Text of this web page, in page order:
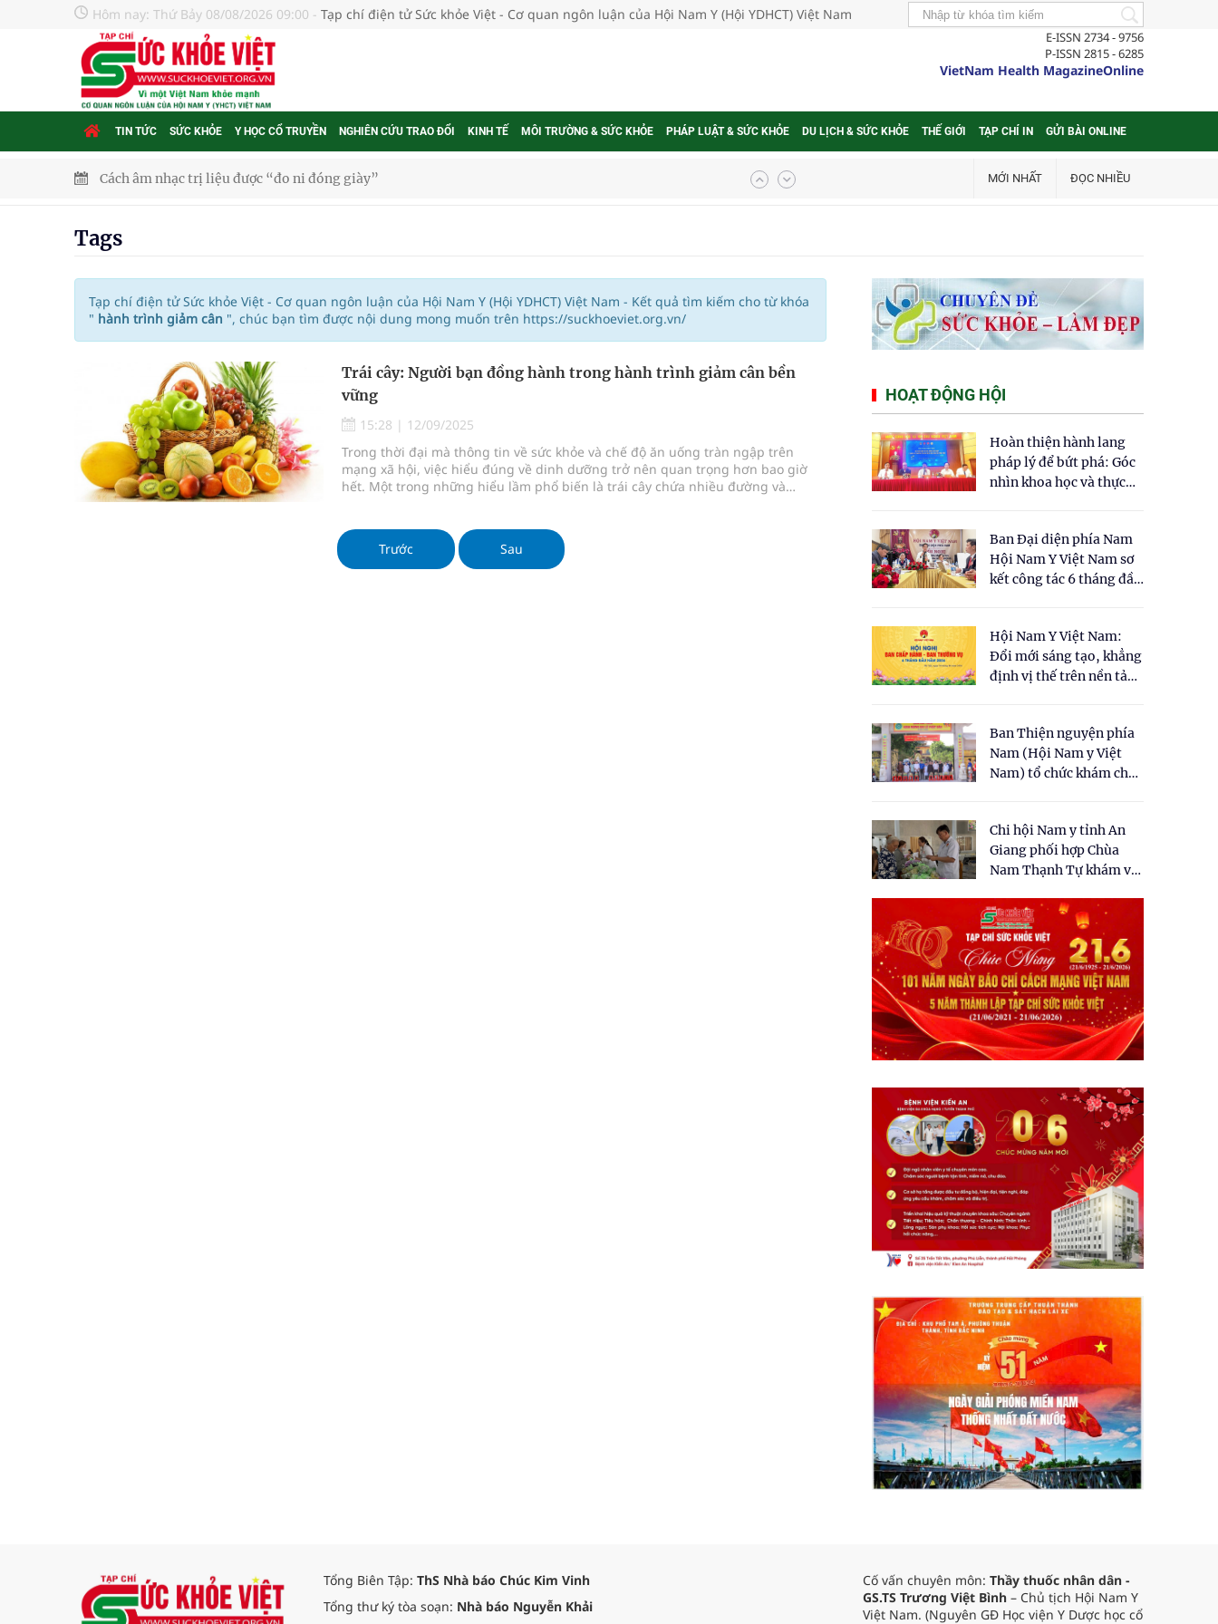
Hôm nay: Thứ Bảy 08/08/2026 09:00 - Tạp chí điện tử Sức khỏe Việt - Cơ quan ngôn luận của Hội Nam Y (Hội YDHCT) Việt Nam
E-ISSN 2734 - 9756
P-ISSN 2815 - 6285
VietNam Health MagazineOnline
TIN TỨC SỨC KHỎE Y HỌC CỔ TRUYỀN NGHIÊN CỨU TRAO ĐỔI KINH TẾ MÔI TRƯỜNG & SỨC KHỎE PHÁP LUẬT & SỨC KHỎE DU LỊCH & SỨC KHỎE THẾ GIỚI TẠP CHÍ IN GỬI BÀI ONLINE
Cách âm nhạc trị liệu được “đo ni đóng giày”
Tổng hợp những cách trị thâm body nách, bẹn, mông cực hiệu quả
Tỷ lệ tật khúc xạ ở trẻ gia tăng: Khuyến nghị của chuyên gia
Nhiều lợi thế để nâng chất lượng y tế
Vương Thành Công: Khi việc học bắt đầu từ trải nghiệm thực tế
Chấn chỉnh hoạt động kinh doanh dược liệu
Súp lơ xanh mang đến hy vọng mới trong phòng ngừa ung thư
Triển khai đồng bộ các giải pháp quản lý chất lượng thuốc
MỚI NHẤT ĐỌC NHIỀU
Tags
Tạp chí điện tử Sức khỏe Việt - Cơ quan ngôn luận của Hội Nam Y (Hội YDHCT) Việt Nam - Kết quả tìm kiếm cho từ khóa
" hành trình giảm cân ", chúc bạn tìm được nội dung mong muốn trên https://suckhoeviet.org.vn/
Trái cây: Người bạn đồng hành trong hành trình giảm cân bền
vững
15:28 | 12/09/2025
Trong thời đại mà thông tin về sức khỏe và chế độ ăn uống tràn ngập trên
mạng xã hội, việc hiểu đúng về dinh dưỡng trở nên quan trọng hơn bao giờ
hết. Một trong những hiểu lầm phổ biến là trái cây chứa nhiều đường và
hỗ trợ quá trình giảm cân một cách bền vững và khoa học.
Trước Sau
HOẠT ĐỘNG HỘI
Hoàn thiện hành lang
pháp lý để bứt phá: Góc
nhìn khoa học và thực
cho Luật Y dược cổ
truyền Việt Nam"
Ban Đại diện phía Nam
Hội Nam Y Việt Nam sơ
kết công tác 6 tháng đầu
Hội Nam Y Việt Nam:
Đổi mới sáng tạo, khẳng
định vị thế trên nền tảng
Ban Thiện nguyện phía
Nam (Hội Nam y Việt
Nam) tổ chức khám chữa
dân tại xã Tân Tập
Chi hội Nam y tỉnh An
Giang phối hợp Chùa
Nam Thạnh Tự khám và
nhân dân
Tổng Biên Tập: ThS Nhà báo Chúc Kim Vinh
Tổng thư ký tòa soạn: Nhà báo Nguyễn Khải
Cố vấn chuyên môn: Thầy thuốc nhân dân -
GS.TS Trương Việt Bình – Chủ tịch Hội Nam Y
Việt Nam. (Nguyên GĐ Học viện Y Dược học cổ